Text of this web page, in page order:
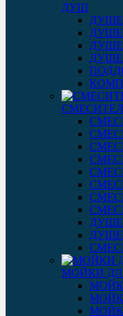
ДУШ
МОЙКИ